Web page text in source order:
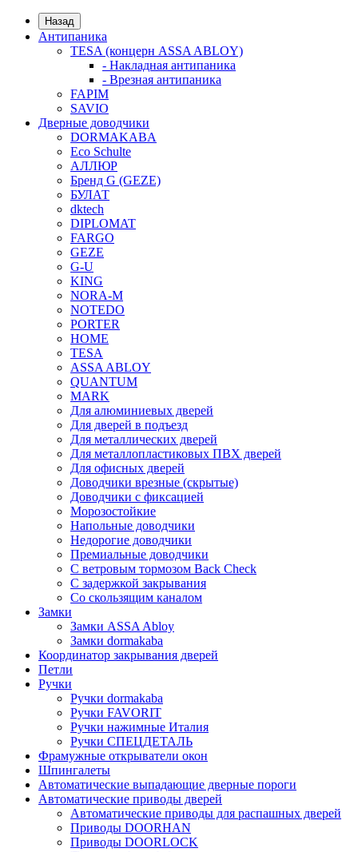
Назад
Антипаника
TESA (концерн ASSA ABLOY)
- Накладная антипаника
- Врезная антипаника
FAPIM
SAVIO
Дверные доводчики
DORMAKABA
Eco Schulte
АЛЛЮР
Бренд G (GEZE)
БУЛАТ
dktech
DIPLOMAT
FARGO
GEZE
G-U
KING
NORA-M
NOTEDO
PORTER
HOME
TESA
ASSA ABLOY
QUANTUM
MARK
Для алюминиевых дверей
Для дверей в подъезд
Для металлических дверей
Для металлопластиковых ПВХ дверей
Для офисных дверей
Доводчики врезные (скрытые)
Доводчики с фиксацией
Морозостойкие
Напольные доводчики
Недорогие доводчики
Премиальные доводчики
С ветровым тормозом Back Check
С задержкой закрывания
Со скользящим каналом
Замки
Замки ASSA Abloy
Замки dormakaba
Координатор закрывания дверей
Петли
Ручки
Ручки dormakaba
Ручки FAVORIT
Ручки нажимные Италия
Ручки СПЕЦДЕТАЛЬ
Фрамужные открыватели окон
Шпингалеты
Автоматические выпадающие дверные пороги
Автоматические приводы дверей
Автоматические приводы для распашных дверей
Приводы DOORHAN
Приводы DOORLOCK